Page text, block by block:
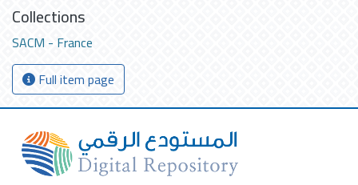
Collections
SACM - France
Full item page